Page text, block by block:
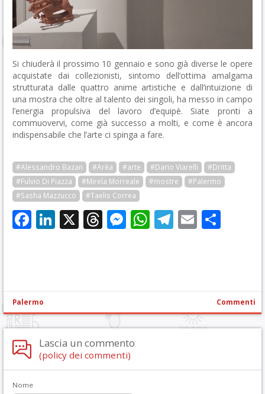
Si chiuderà il prossimo 10 gennaio e sono già diverse le opere
acquistate dai collezionisti, sintomo dell’ottima amalgama
strutturata dalle quattro anime artistiche e dall’intuizione di
una mostra che oltre al talento dei singoli, ha messo in campo
l’energia propulsiva del lavoro d’equipè. Siate pronti a
commuovervi, come già successo a molti, e come è ancora
indispensabile che l’arte ci spinga a fare.
#Alessandro Bazan #Arèa #arte #Dario Viarelli
#Dritta
#Fulvio Di Piazza
#Mirela Morreale #mostre
#Palermo
#Sasha Mazzucco
#Taelis Correa
Facebook
LinkedIn
X Threads
Messenger
WhatsApp
Telegram
Email
Palermo Commenti
Lascia un commento
(policy dei commenti)
Nome